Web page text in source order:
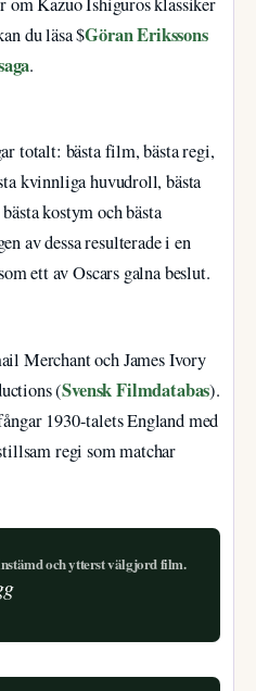
du läsa $Göran Erikssons
.
totalt: bästa film, bästa regi,
kvinnliga huvudroll, bästa
kostym och bästa
av dessa resulterade i en
ett av Oscars galna beslut.
Merchant och James Ivory
(Svensk Filmdatabas).
1930-talets England med
regi som matchar
och ytterst välgjord film.